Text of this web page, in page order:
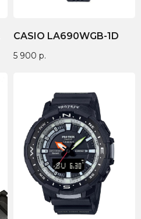
CASIO LA690WGB-1D
5 900 р.